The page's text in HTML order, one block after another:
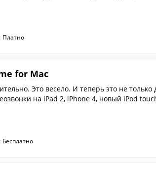
Платно
for Mac
Это весело. И теперь это не
на iPad 2, iPhone 4, новый iPod
Бесплатно